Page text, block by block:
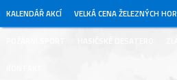
KALENDÁŘ AKCÍ VELKÁ CENA ŽELEZNÝCH HOR